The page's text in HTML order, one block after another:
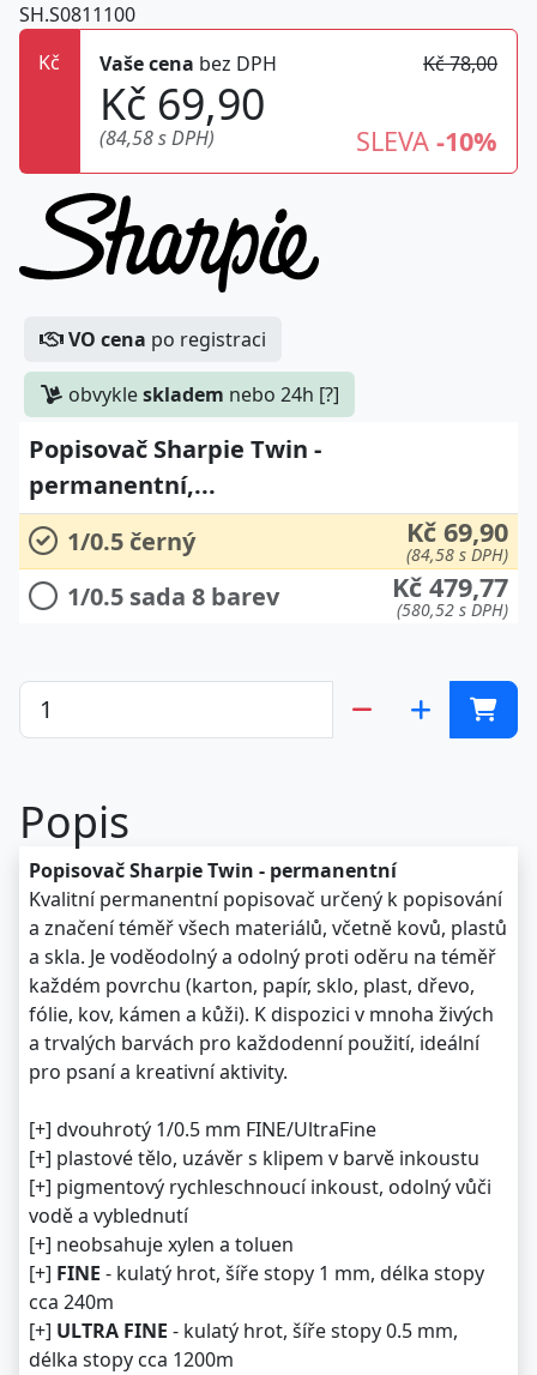
SH.S0811100
Kč
Vaše cena bez DPH Kč 78,00
Kč 69,90
(84,58 s DPH) SLEVA -10%
VO cena po registraci
obvykleskladem nebo 24h [?]
Popisovač Sharpie Twin -
permanentní,...
1/0.5 černý
Kč 69,90
(84,58 s DPH)
1/0.5 sada 8 barev Kč 479,77
(580,52 s DPH)
Popis
Popisovač Sharpie Twin - permanentní
Kvalitní permanentní popisovač určený k popisování
a značení téměř všech materiálů, včetně kovů, plastů
a skla. Je voděodolný a odolný proti oděru na téměř
každém povrchu (karton, papír, sklo, plast, dřevo,
fólie, kov, kámen a kůži). K dispozici v mnoha živých
a trvalých barvách pro každodenní použití, ideální
pro psaní a kreativní aktivity.
[+] dvouhrotý 1/0.5 mm FINE/UltraFine
[+] plastové tělo, uzávěr s klipem v barvě inkoustu
[+] pigmentový rychleschnoucí inkoust, odolný vůči
vodě a vyblednutí
[+] neobsahuje xylen a toluen
[+] FINE - kulatý hrot, šíře stopy 1 mm, délka stopy
cca 240m
[+] ULTRA FINE - kulatý hrot, šíře stopy 0.5 mm,
délka stopy cca 1200m